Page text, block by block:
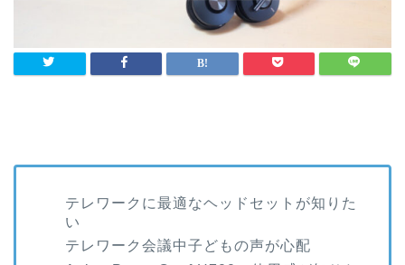
テレワークに最適なヘッドセットが知りた
い
テレワーク会議中子どもの声が心配